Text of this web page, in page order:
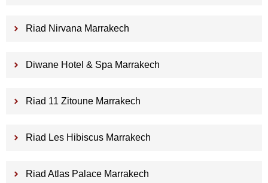
Riad Nirvana Marrakech
Diwane Hotel & Spa Marrakech
Riad 11 Zitoune Marrakech
Riad Les Hibiscus Marrakech
Riad Atlas Palace Marrakech